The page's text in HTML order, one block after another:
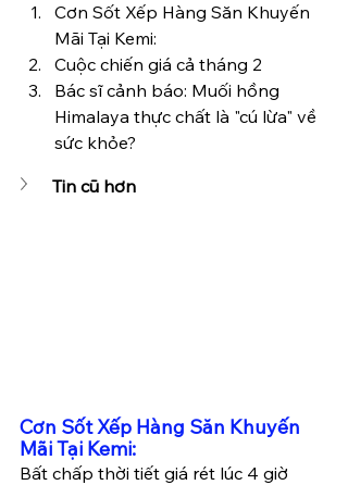
Cơn Sốt Xếp Hàng Săn Khuyến
Mãi Tại Kemi:
Cuộc chiến giá cả tháng 2
Bác sĩ cảnh báo: Muối hồng
Himalaya thực chất là "cú lừa" về
sức khỏe?
Tin cũ hơn
Cơn Sốt Xếp Hàng Săn Khuyến
Mãi Tại Kemi:
Bất chấp thời tiết giá rét lúc 4 giờ